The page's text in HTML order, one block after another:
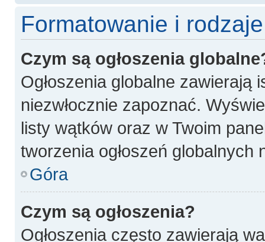
Formatowanie i
Czym są ogłoszenia
Ogłoszenia globalne
niezwłocznie zapoznać.
listy wątków oraz w Twoim
tworzenia ogłoszeń globalnych
Góra
Czym są ogłoszenia?
Ogłoszenia często zawierają